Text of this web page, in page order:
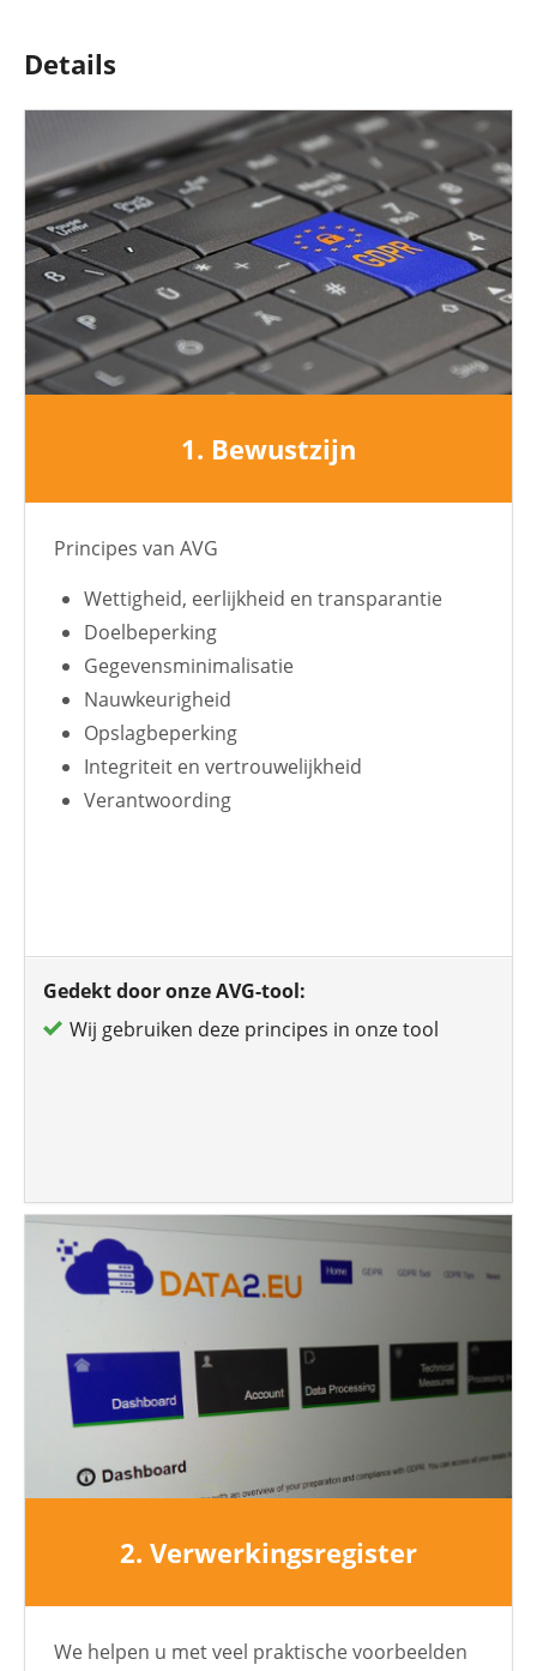
Details
1. Bewustzijn
Principes van AVG
Wettigheid, eerlijkheid en transparantie
Doelbeperking
Gegevensminimalisatie
Nauwkeurigheid
Opslagbeperking
Integriteit en vertrouwelijkheid
Verantwoording
Gedekt door onze AVG-tool:
Wij gebruiken deze principes in onze tool
2. Verwerkingsregister
We helpen u met veel praktische voorbeelden